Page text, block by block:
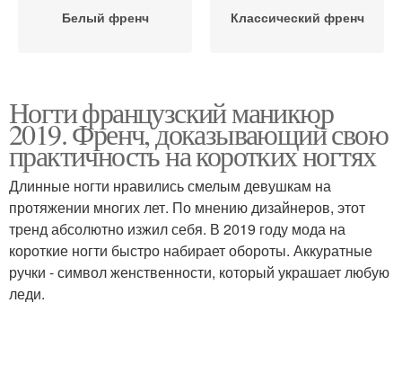
Белый френч Классический френч
Ногти французский маникюр
2019. Френч, доказывающий свою
практичность на коротких ногтях
Длинные ногти нравились смелым девушкам на
протяжении многих лет. По мнению дизайнеров, этот
тренд абсолютно изжил себя. В 2019 году мода на
короткие ногти быстро набирает обороты. Аккуратные
ручки - символ женственности, который украшает любую
леди.